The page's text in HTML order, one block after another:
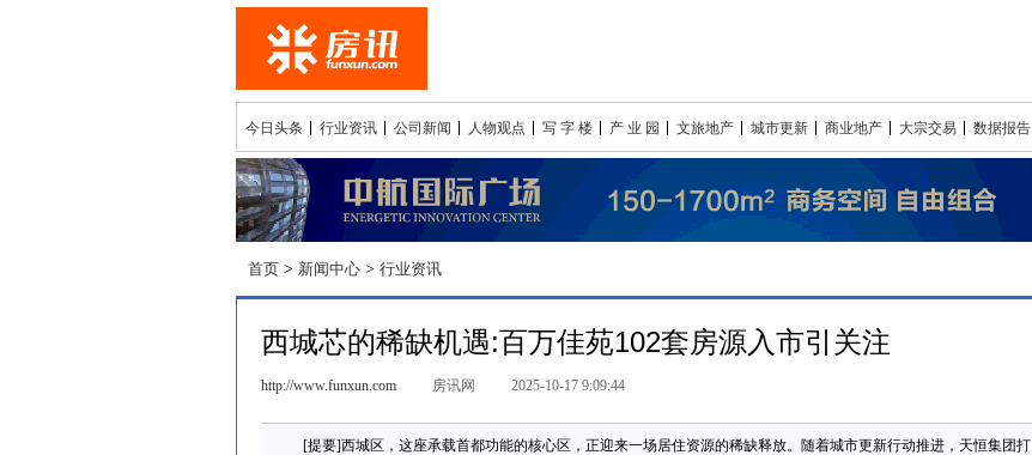
今日头条 行业资讯 公司新闻 人物观点 写 字 楼 产 业 园 文旅地产 城市更新 商业地产 大宗交易 数据报告
首页 > 新闻中心 > 行业资讯
西城芯的稀缺机遇:百万佳苑102套房源入市引关注
http://www.funxun.com 房讯网 2025-10-17 9:09:44
[提要]西城区，这座承载首都功能的核心区，正迎来一场居住资源的稀缺释放。随着城市更新行动推进，天恒集团打